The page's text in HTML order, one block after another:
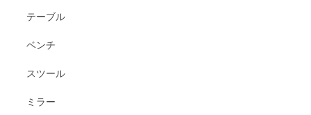
テーブル
ベンチ
スツール
ミラー